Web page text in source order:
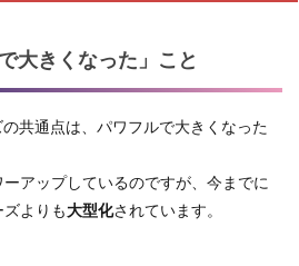
大きくなった」こと
共通点は、パワフルで大きくなった
アップしているのですが、今までに
よりも 大型化されています。